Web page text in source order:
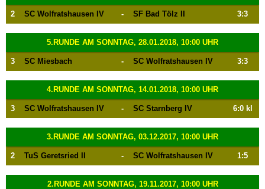
2 SC Wolfratshausen IV - SF Bad Tölz II 3:3
5.RUNDE AM SONNTAG, 28.01.2018, 10:00 UHR
3 SC Miesbach - SC Wolfratshausen IV 3:3
4.RUNDE AM SONNTAG, 14.01.2018, 10:00 UHR
3 SC Wolfratshausen IV - SC Starnberg IV 6:0 kl
3.RUNDE AM SONNTAG, 03.12.2017, 10:00 UHR
2 TuS Geretsried II - SC Wolfratshausen IV 1:5
2.RUNDE AM SONNTAG, 19.11.2017, 10:00 UHR